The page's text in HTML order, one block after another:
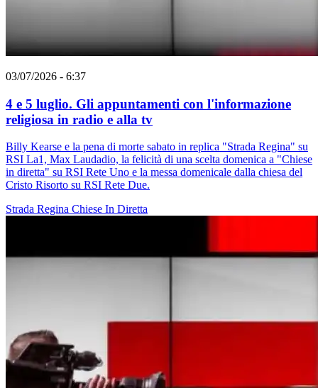
03/07/2026 - 6:37
4 e 5 luglio. Gli appuntamenti con l'informazione
religiosa in radio e alla tv
Billy Kearse e la pena di morte sabato in replica "Strada Regina" su
RSI La1, Max Laudadio, la felicità di una scelta domenica a "Chiese
in diretta" su RSI Rete Uno e la messa domenicale dalla chiesa del
Cristo Risorto su RSI Rete Due.
Strada Regina Chiese In Diretta